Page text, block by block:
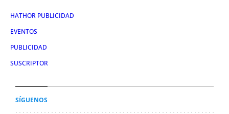
HATHOR PUBLICIDAD
EVENTOS
PUBLICIDAD
SUSCRIPTOR
SÍGUENOS